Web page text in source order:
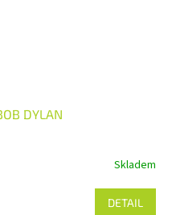
DYLAN
Skladem
DETAIL